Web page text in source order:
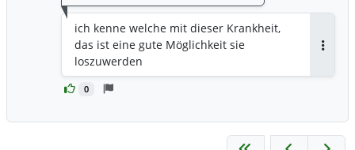
0
ich kenne welche mit dieser Krankheit,
das ist eine gute Möglichkeit sie
loszuwerden